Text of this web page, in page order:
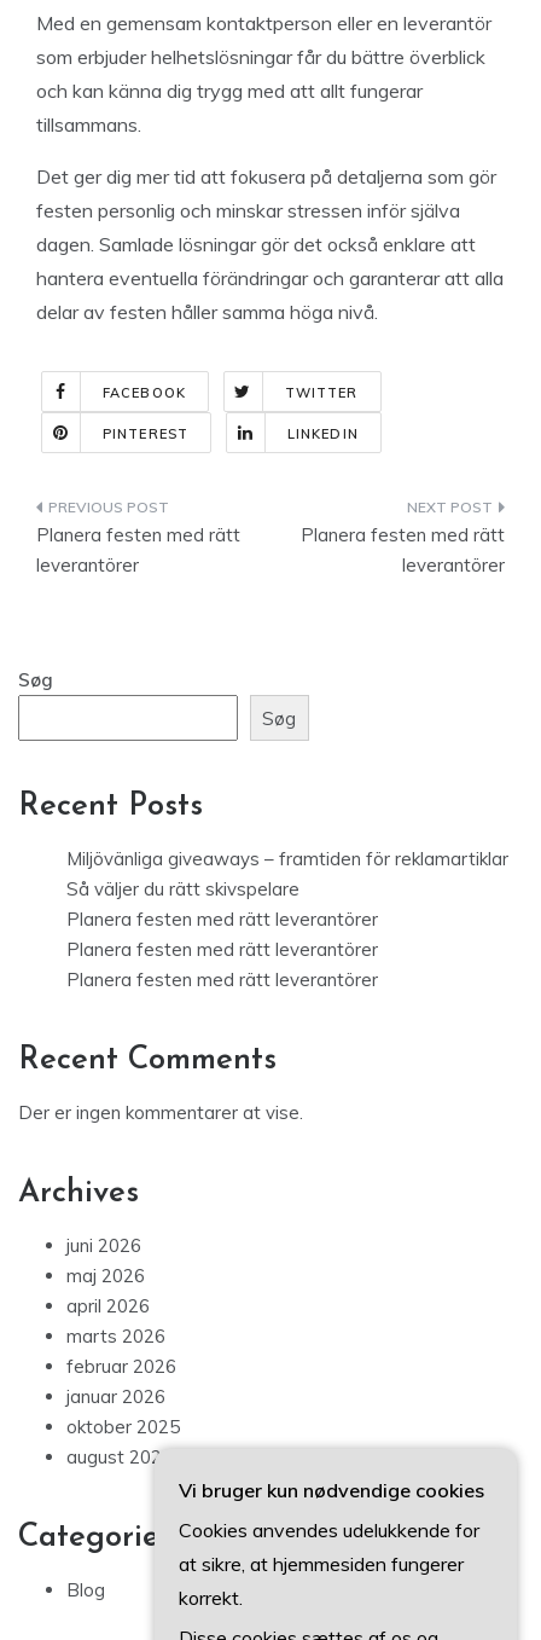
Med en gemensam kontaktperson eller en leverantör
som erbjuder helhetslösningar får du bättre överblick
och kan känna dig trygg med att allt fungerar
tillsammans.
Det ger dig mer tid att fokusera på detaljerna som gör
festen personlig och minskar stressen inför själva
dagen. Samlade lösningar gör det också enklare att
hantera eventuella förändringar och garanterar att alla
delar av festen håller samma höga nivå.
FACEBOOK TWITTER
PINTEREST LINKEDIN
Indlægsnavigation
Planera festen med rätt
leverantörer
Planera festen med rätt
leverantörer
Søg
Søg
Recent Posts
Miljövänliga giveaways – framtiden för reklamartiklar
Så väljer du rätt skivspelare
Planera festen med rätt leverantörer
Planera festen med rätt leverantörer
Planera festen med rätt leverantörer
Recent Comments
Der er ingen kommentarer at vise.
Archives
juni 2026
maj 2026
april 2026
marts 2026
februar 2026
januar 2026
oktober 2025
august 2025
Categories
Blog
Vi bruger kun nødvendige cookies
Cookies anvendes udelukkende for
at sikre, at hjemmesiden fungerer
korrekt.